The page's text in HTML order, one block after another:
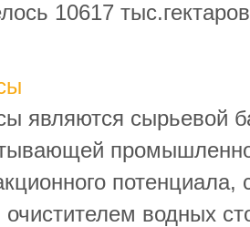
10617
являются сырьевой
потенциала,
очистителем водных